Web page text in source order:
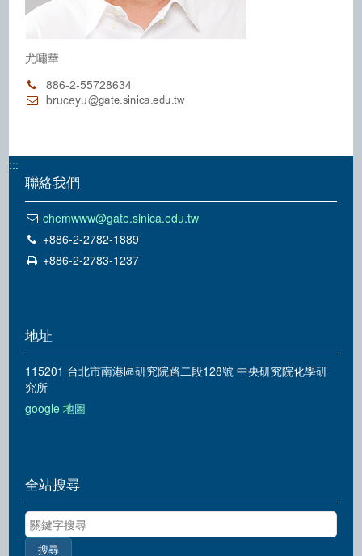
尤嘯華
886-2-55728634
bruceyu
:::
聯絡我們
chemwww@gate.sinica.edu.tw
+886-2-2782-1889
+886-2-2783-1237
地址
115201 台北市南港區研究院路二段128號 中央研究院化學研
究所
google 地圖
全站搜尋
關鍵字搜尋